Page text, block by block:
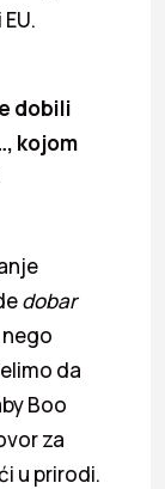
dobili
kojom
dobar
da
Boo
za
u prirodi.